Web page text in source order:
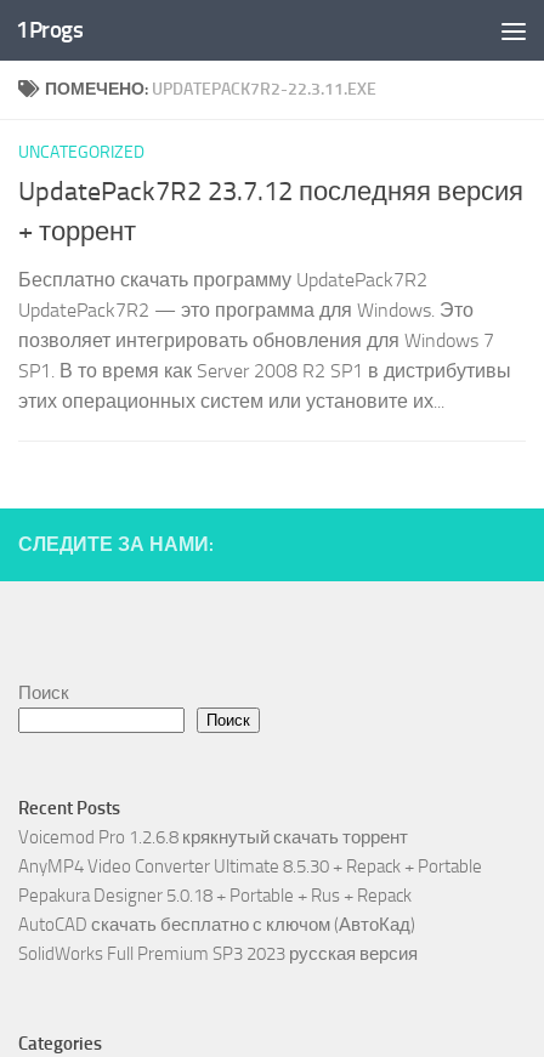
Перейти к содержимому
1Progs
ПОМЕЧЕНО: UPDATEPACK7R2-22.3.11.EXE
UNCATEGORIZED
UpdatePack7R2 23.7.12 последняя версия
+ торрент
Бесплатно скачать программу UpdatePack7R2
UpdatePack7R2 — это программа для Windows. Это
позволяет интегрировать обновления для Windows 7
SP1. В то время как Server 2008 R2 SP1 в дистрибутивы
этих операционных систем или установите их...
СЛЕДИТЕ ЗА НАМИ:
Поиск
Поиск
Recent Posts
Voicemod Pro 1.2.6.8 крякнутый скачать торрент
AnyMP4 Video Converter Ultimate 8.5.30 + Repack + Portable
Pepakura Designer 5.0.18 + Portable + Rus + Repack
AutoCAD скачать бесплатно с ключом (АвтоКад)
SolidWorks Full Premium SP3 2023 русская версия
Categories